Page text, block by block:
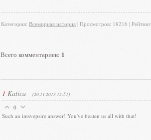
Категория: Всемирная история | Просмотров: 18216 | Рейтинг
Всего комментариев: 1
1 Katica (20.11.2013 12:51)
0
Such an imsvepsire answer! You've beaten us all with that!